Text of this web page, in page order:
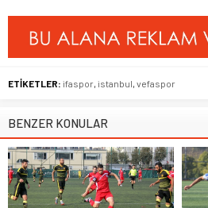
ETİKETLER: ifaspor istanbul vefaspor
BENZER KONULAR